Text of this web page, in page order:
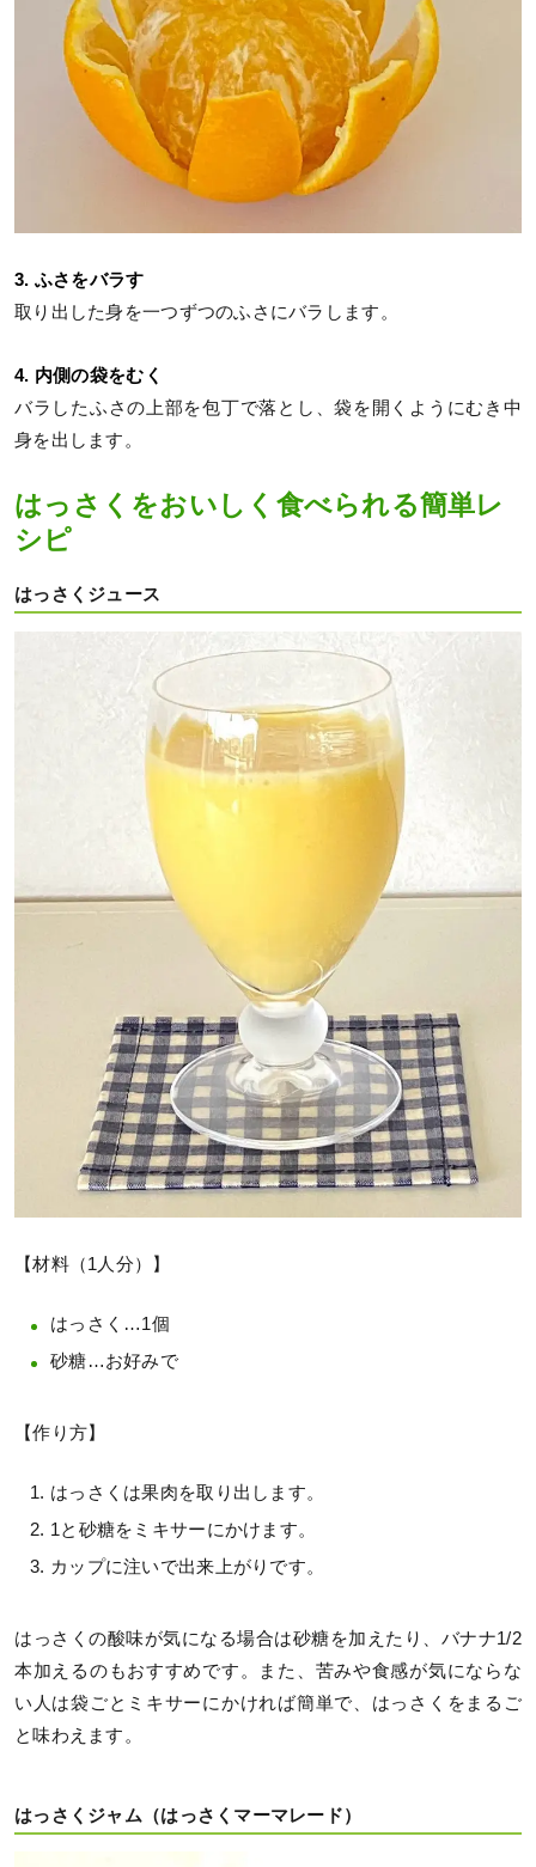
3. ふさをバラす
取り出した身を一つずつのふさにバラします。
4. 内側の袋をむく
バラしたふさの上部を包丁で落とし、袋を開くようにむき中
身を出します。
はっさくをおいしく食べられる簡単レ
シピ
はっさくジュース
【材料（1人分）】
はっさく…1個
砂糖…お好みで
【作り方】
はっさくは果肉を取り出します。
1と砂糖をミキサーにかけます。
カップに注いで出来上がりです。
はっさくの酸味が気になる場合は砂糖を加えたり、バナナ1/2
本加えるのもおすすめです。また、苦みや食感が気にならな
い人は袋ごとミキサーにかければ簡単で、はっさくをまるご
と味わえます。
はっさくジャム（はっさくマーマレード）